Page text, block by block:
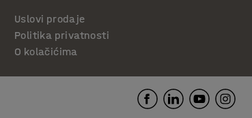
Uslovi prodaje
Politika privatnosti
O kolačićima